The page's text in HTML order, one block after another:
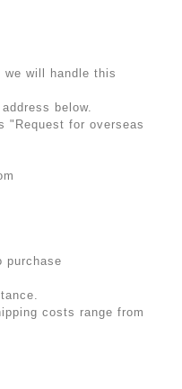
we will handle this
below.
"Request for overseas
purchase
costs range from